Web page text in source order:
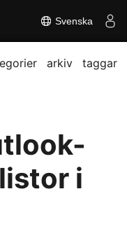
Svenska
arkiv taggar
i